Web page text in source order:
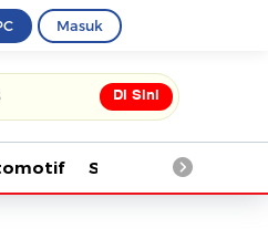
Masuk
Di Sini
Saintek